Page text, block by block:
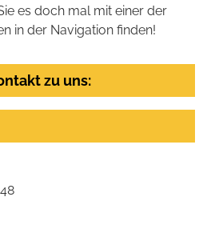
es doch mal mit einer der
in der Navigation finden!
zu uns: